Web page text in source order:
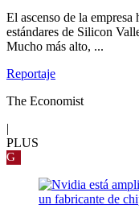
El ascenso de la
estándares de Silicon
Mucho más alto, ...
Reportaje
The Economist
PLUS
G